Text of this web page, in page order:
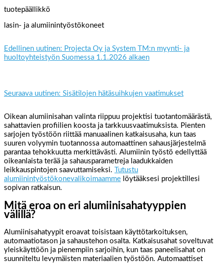
tuotepäällikkö
lasin- ja alumiinintyöstökoneet
Edellinen uutinen: Projecta Oy ja System TM:n myynti- ja
huoltoyhteistyön Suomessa 1.1.2026 alkaen
Seuraava uutinen: Sisätilojen hätäsuihkujen vaatimukset
Oikean alumiinisahan valinta riippuu projektisi tuotantomäärästä,
sahattavien profiilien koosta ja tarkkuusvaatimuksista. Pienten
sarjojen työstöön riittää manuaalinen katkaisusaha, kun taas
suuren volyymin tuotannossa automaattinen sahausjärjestelmä
parantaa tehokkuutta merkittävästi. Alumiinin työstö edellyttää
oikeanlaista terää ja sahausparametreja laadukkaiden
leikkauspintojen saavuttamiseksi. Tutustu
alumiinintyöstökonevalikoimaamme löytääksesi projektillesi
sopivan ratkaisun.
Mitä eroa on eri alumiinisahatyyppien
välillä?
Alumiinisahatyypit eroavat toisistaan käyttötarkoituksen,
automaatiotason ja sahaustehon osalta. Katkaisusahat soveltuvat
yleiskäyttöön ja pienempiin sarjoihin, kun taas paneelisahat on
suunniteltu levymäisten materiaalien työstöön. Automaattiset